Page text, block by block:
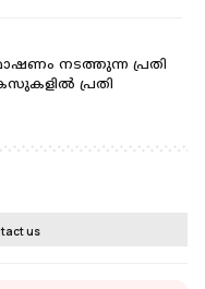
നടത്തുന്ന പ്രതി
പ്രതി
us